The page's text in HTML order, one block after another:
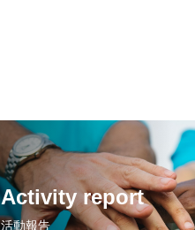
Activity report
活動報告